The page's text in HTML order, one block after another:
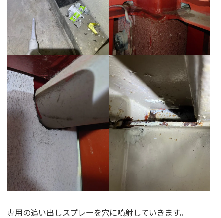
専用の追い出しスプレーを穴に噴射していきます。